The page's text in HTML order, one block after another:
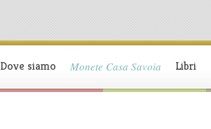
Dove siamo Monete Casa Savoia Libri